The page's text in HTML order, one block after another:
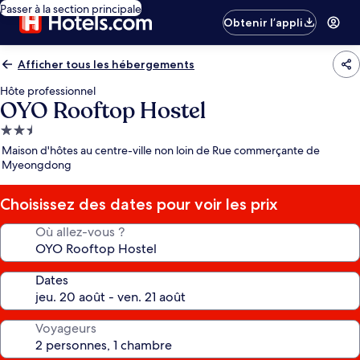
Passer à la section principale
Obtenir l’appli
Afficher tous les hébergements
Hôte professionnel
OYO Rooftop Hostel
Hébergement
2.5 étoiles
Maison d'hôtes au centre-ville non loin de Rue commerçante de
Myeongdong
Choisissez des dates pour voir les prix
Où allez-vous ?
Dates
Voyageurs